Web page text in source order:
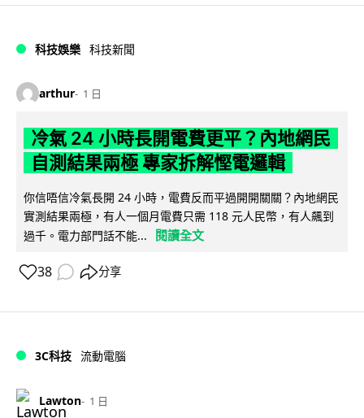
科技娛樂 科技新聞
arthur 1 日
冷氣 24 小時長開電費更平？內地網民
自測結果兩極 專家拆解慳電邏輯
你信唔信冷氣長開 24 小時，電費反而平過開開關關？內地網民
實測結果兩極，有人一個月電費只需 118 元人民幣，有人飆到
過千。電力部門話不能...
閱讀全文
38 分享
3C科技 流動電腦
Lawton 1 日